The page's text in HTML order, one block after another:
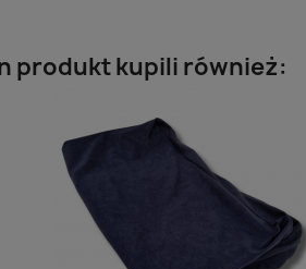
produkt kupili również: